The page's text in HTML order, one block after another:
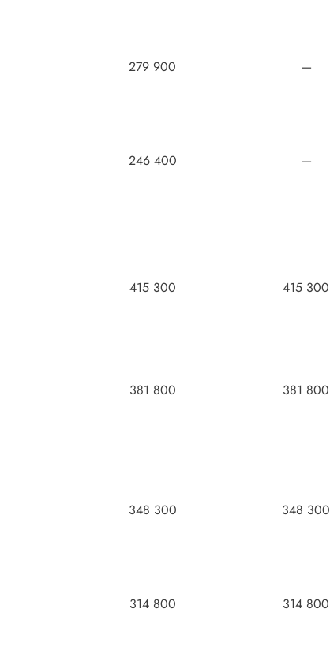
279 900 —
246 400 —
415 300 415 300
381 800 381 800
348 300 348 300
314 800 314 800